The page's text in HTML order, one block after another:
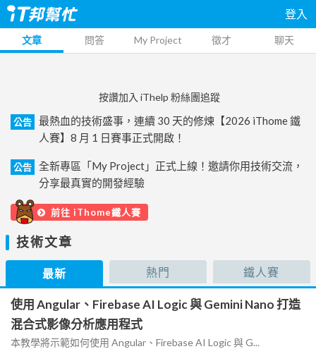
登入
文章 問答 My Project 徵才 聊天
按讚加入 iThelp 粉絲團追蹤
公告
最熱血的技術盛事，連續 30 天的修煉【2026 iThome 鐵
人賽】8 月 1 日賽事正式開啟！
公告
全新專區「My Project」正式上線！邀請你用技術交流，
分享最真實的開發經驗
前往 iThome鐵人賽
技術文章
最新 熱門 鐵人賽
使用 Angular、Firebase AI Logic 與 Gemini Nano 打造
混合式影像分析應用程式
本教學將示範如何使用 Angular、Firebase AI Logic 與 G...